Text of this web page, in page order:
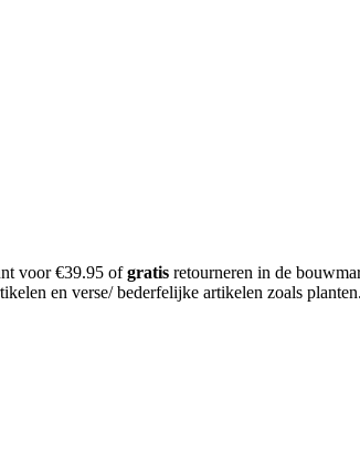
voor €39.95 ofgratis retourneren in de
en verse/ bederfelijke artikelen zoals planten.